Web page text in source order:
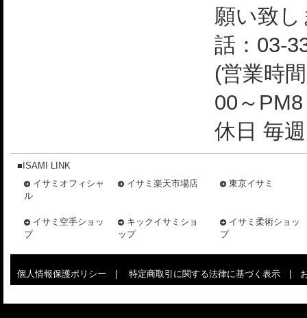
願い致
話：03-
(営業時
00～
休日 毎
■ISAMI LINK
イサミオフィシャ
ル
イサミ楽天市場店 東京イサミ
イサミ空手ショッ
プ
キックイサミショ
ップ
イサミ柔術ショッ
プ
個人情報保護ポリシー 特定商取引に関する法律に基づく表示